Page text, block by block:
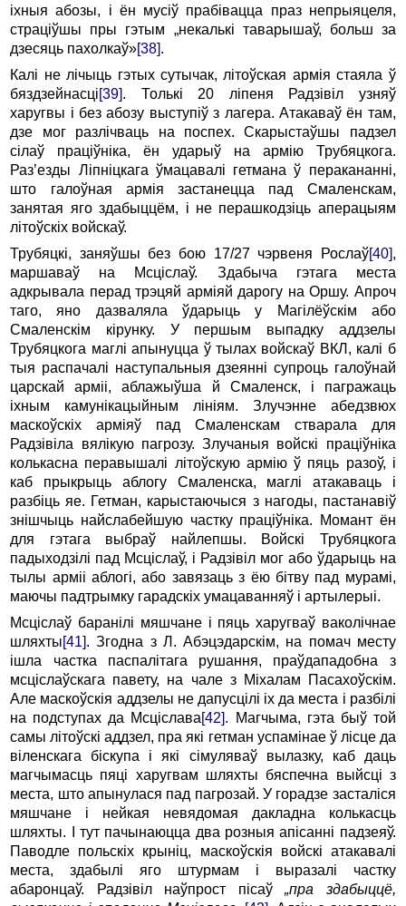
іхныя абозы, і ён мусіў прабівацца праз непрыяцеля,
страціўшы пры гэтым „некалькі таварышаў, больш за
дзесяць пахолкаў»[38].
Калі не лічыць гэтых сутычак, літоўская армія стаяла ў
бяздзейнасці[39]. Толькі 20 ліпеня Радзівіл узняў
харугвы і без абозу выступіў з лагера. Атакаваў ён там,
дзе мог разлічваць на поспех. Скарыстаўшы падзел
сілаў праціўніка, ён ударыў на армію Трубяцкога.
Раз’езды Ліпніцкага ўмацавалі гетмана ў перакананні,
што галоўная армія застанецца пад Смаленскам,
занятая яго здабыццём, і не перашкодзіць аперацыям
літоўскіх войскаў.
Трубяцкі, заняўшы без бою 17/27 чэрвеня Рослаў[40],
маршаваў на Мсціслаў. Здабыча гэтага места
адкрывала перад трэцяй арміяй дарогу на Оршу. Апроч
таго, яно дазваляла ўдарыць у Магілёўскім або
Смаленскім кірунку. У першым выпадку аддзелы
Трубяцкога маглі апынуцца ў тылах войскаў ВКЛ, калі б
тыя распачалі наступальныя дзеянні супроць галоўнай
царскай арміі, аблажыўша й Смаленск, і пагражаць
іхным камунікацыйным лініям. Злучэнне абедзвюх
маскоўскіх арміяў пад Смаленскам стварала для
Радзівіла вялікую пагрозу. Злучаныя войскі праціўніка
колькасна перавышалі літоўскую армію ў пяць разоў, і
каб прыкрыць аблогу Смаленска, маглі атакаваць і
разбіць яе. Гетман, карыстаючыся з нагоды, пастанавіў
знішчыць найслабейшую частку праціўніка. Момант ён
для гэтага выбраў найлепшы. Войскі Трубяцкога
падыходзілі пад Мсціслаў, і Радзівіл мог або ўдарыць на
тылы арміі аблогі, або завязаць з ёю бітву пад мурамі,
маючы падтрымку гарадскіх умацаванняў і артылерыі.
Мсціслаў баранілі мяшчане і пяць харугваў ваколічнае
шляхты[41]. Згодна з Л. Абэцэдарскім, на помач месту
ішла частка паспалітага рушання, праўдападобна з
мсціслаўскага павету, на чале з Міхалам Пасахоўскім.
Але маскоўскія аддзелы не дапусцілі іх да места і разбілі
на подступах да Мсціслава[42]. Магчыма, гэта быў той
самы літоўскі аддзел, пра які гетман успамінае ў лісце да
віленскага біскупа і які сімуляваў вылазку, каб даць
магчымасць пяці харугвам шляхты бяспечна выйсці з
места, што апынулася пад пагрозай. У горадзе засталіся
мяшчане і нейкая невядомая дакладна колькасць
шляхты. І тут пачынаюцца два розныя апісанні падзеяў.
Паводле польскіх крыніц, маскоўскія войскі атакавалі
места, здабылі яго штурмам і выразалі частку
абаронцаў. Радзівіл наўпрост пісаў„пра здабыццё,